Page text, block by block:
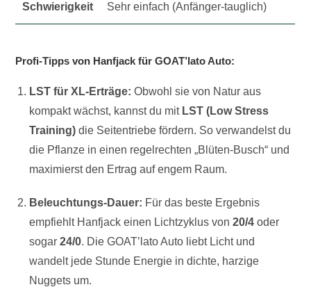
Schwierigkeit Sehr einfach (Anfänger-tauglich)
Profi-Tipps von Hanfjack für GOAT’lato Auto:
LST für XL-Erträge: Obwohl sie von Natur aus
kompakt wächst, kannst du mit LST (Low Stress
Training) die Seitentriebe fördern. So verwandelst du
die Pflanze in einen regelrechten „Blüten-Busch“ und
maximierst den Ertrag auf engem Raum.
Beleuchtungs-Dauer: Für das beste Ergebnis
empfiehlt Hanfjack einen Lichtzyklus von20/4 oder
sogar24/0. Die GOAT’lato Auto liebt Licht und
wandelt jede Stunde Energie in dichte, harzige
Nuggets um.